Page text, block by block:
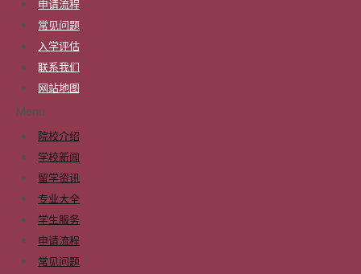
申请流程
常见问题
入学评估
联系我们
网站地图
Menu
院校介绍
学校新闻
留学资讯
专业大全
学生服务
申请流程
常见问题